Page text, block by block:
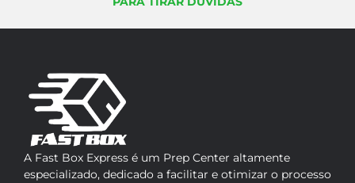
A Fast Box Express é um Prep Center altamente
especializado, dedicado a facilitar e otimizar o processo